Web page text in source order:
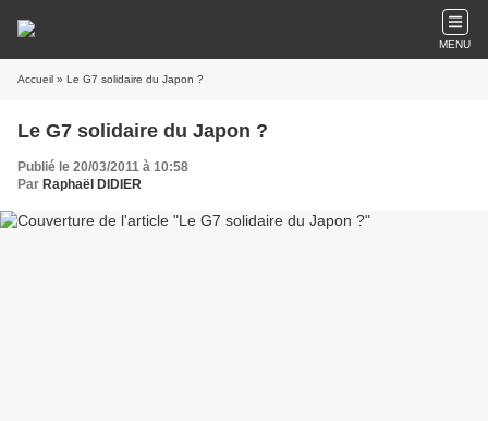
MENU
Accueil » Le G7 solidaire du Japon ?
Le G7 solidaire du Japon ?
Publié le 20/03/2011 à 10:58
Par Raphaël DIDIER